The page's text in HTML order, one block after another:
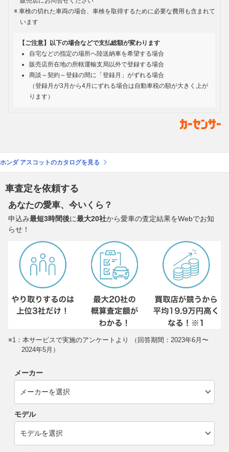
車検の切れた車両の場合、車検を取得するために必要な費用も含まれて
います
【ご注意】以下の場合などで支払総額が変わります
自宅などの指定の場所へ陸送納車を希望する場合
販売店所在地の所轄運輸支局以外で登録する場合
商談～契約～登録の間に「登録月」がずれる場合
（登録月が3月から4月にずれる場合は自動車税の額が大きく上が
ります）
ホンダ アスコットのカタログを見る
車査定を依頼する
あなたの愛車、今いくら？
申込み最短3時間後に最大20社から愛車の査定結果をWebでお知
らせ！
※1：本サービスで実施のアンケートより （回答期間：2023年6月〜
2024年5月）
メーカー
モデル